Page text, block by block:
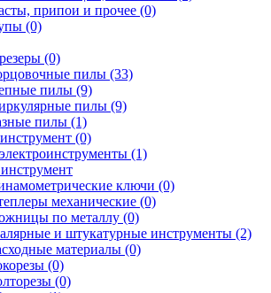
припои и прочее (0)
(0)
(0)
пилы (33)
пилы (9)
пилы (9)
пилы (1)
(0)
(1)
ключи (0)
механические (0)
по металлу (0)
и штукатурные инструменты (2)
материалы (0)
(0)
(0)